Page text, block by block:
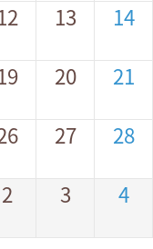
13 14
20 21
27 28
2 3 4